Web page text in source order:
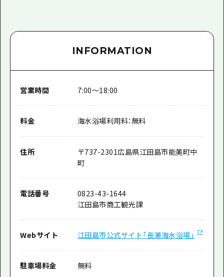
INFORMATION
営業時間 7:00～18:00
料金 海水浴場利用料：無料
住所 〒737-2301広島県江田島市能美町中
町
電話番号
0823-43-1644
江田島市商工観光課
Webサイト 江田島市公式サイト「長瀬海水浴場」
駐車場料金 無料